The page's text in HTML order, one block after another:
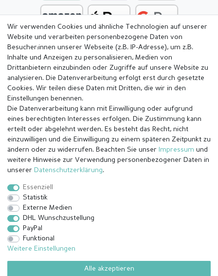
Impressum Daten­schutz­erklärung
Barrierefreiheitserklärung
© Copyright 2026 | Alle Rechte vorbehalten.
Wir verwenden Cookies und ähnliche Technologien auf unserer
Website und verarbeiten personenbezogene Daten von
Besucher:innen unserer Webseite (z.B. IP-Adresse), um z.B.
Inhalte und Anzeigen zu personalisieren, Medien von
Drittanbietern einzubinden oder Zugriffe auf unsere Website zu
analysieren. Die Datenverarbeitung erfolgt erst durch gesetzte
Cookies. Wir teilen diese Daten mit Dritten, die wir in den
Einstellungen benennen.
Die Datenverarbeitung kann mit Einwilligung oder aufgrund
eines berechtigten Interesses erfolgen. Die Zustimmung kann
erteilt oder abgelehnt werden. Es besteht das Recht, nicht
einzuwilligen und die Einwilligung zu einem späteren Zeitpunkt zu
ändern oder zu widerrufen. Beachten Sie unser Impressum und
weitere Hinweise zur Verwendung personenbezogener Daten in
unserer Daten­schutz­erklärung.
Essenziell
Statistik
Externe Medien
DHL Wunschzustellung
PayPal
Funktional
Weitere Einstellungen
Alle akzeptieren